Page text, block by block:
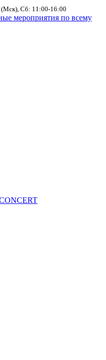
Сб: 11:00-16:00
мероприятия по всему